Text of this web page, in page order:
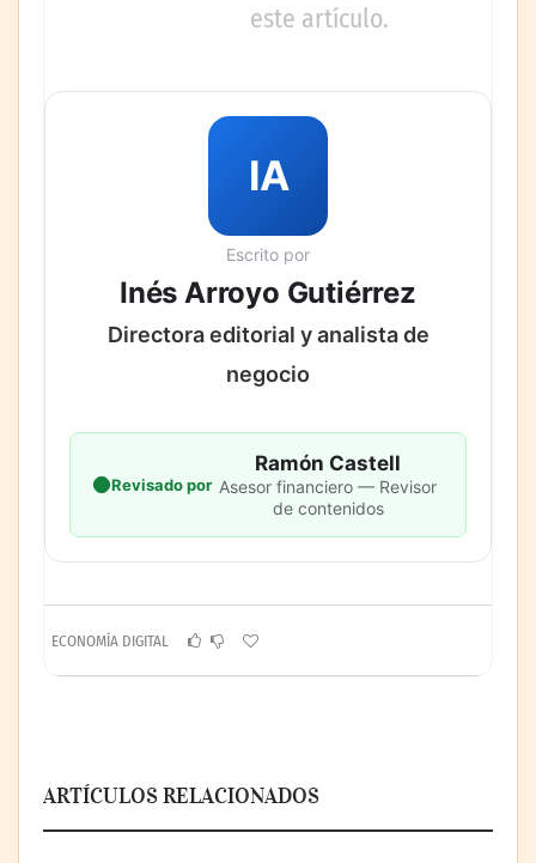
este artículo.
IA
Escrito por
Inés Arroyo Gutiérrez
Directora editorial y analista de
negocio
Revisado por
Ramón Castell
Asesor financiero — Revisor
de contenidos
ECONOMÍA DIGITAL
ARTÍCULOS RELACIONADOS